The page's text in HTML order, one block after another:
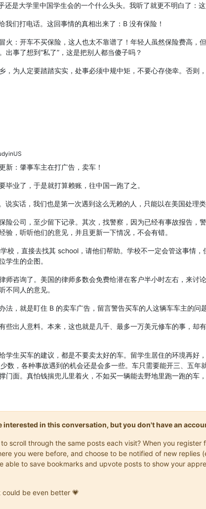
还是大学里中国学生会的一个什么头头。我听了就更不明白了：
我们打电话。这回事情的真相出来了：B 没有保险！
火：开车不买保险，这人也太不靠谱了！年轻人虽然保险费高，
出事了想到“私了”，这是把别人都当傻子吗？
，为人定要踏踏实实，处事必须中规中矩，不要心存侥幸。否则
新：肇事车主在打广告，卖车！
毕业了，于是就打算赖账，往中国一跑了之。
说实话，我们也是第一次遇到这么无赖的人，只能以在美国处理类
险公司，至少留下记录。其次，找警察，因为已经有事故报告，
验，听听他们的意见，并且更新一下情况，不会有错。
校，直接去找其 school，请他们帮助。学校不一定会管这事情
学生的企图。
师咨询了。美国的律师多数会免费给潜在客户半小时左右，来讨
不同人的意见。
法，就是盯住 B 的卖车广告，留言警告买车的人这辆车车主的问
些出人意料。本来，这也就是几千、最多一万美元修车的事，却
学生买车的建议，都是不要卖太好的车。留学生居住的环境再好
数，各种事故遇到的机会还是会多一些。车只需要能开三、五年
门面。真怕钱揣兜儿里着火，不如买一辆能去野地里跑一跑的车，
interested in this conversation, but you don't have an
scroll through the same posts each visit? When you register
you were before, and choose to be notified of new replies
able to save bookmarks and upvote posts to show your
be even better 💗